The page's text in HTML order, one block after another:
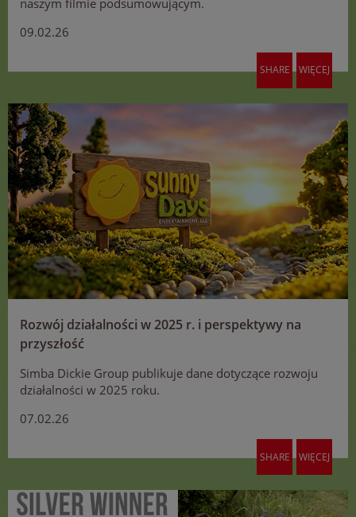
09.02.26
SHARE WIĘCEJ
Rozwój działalności w 2025 r. i perspektywy na
przyszłość
Simba Dickie Group publikuje dane dotyczące rozwoju
działalności w 2025 roku.
07.02.26
SHARE WIĘCEJ